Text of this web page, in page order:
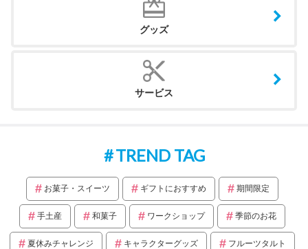
グッズ
サービス
TREND TAG
お菓子・スイーツ ギフトにおすすめ 期間限定
手土産 和菓子 ワークショップ 季節のお花
夏休みチャレンジ キャラクターグッズ フルーツタルト